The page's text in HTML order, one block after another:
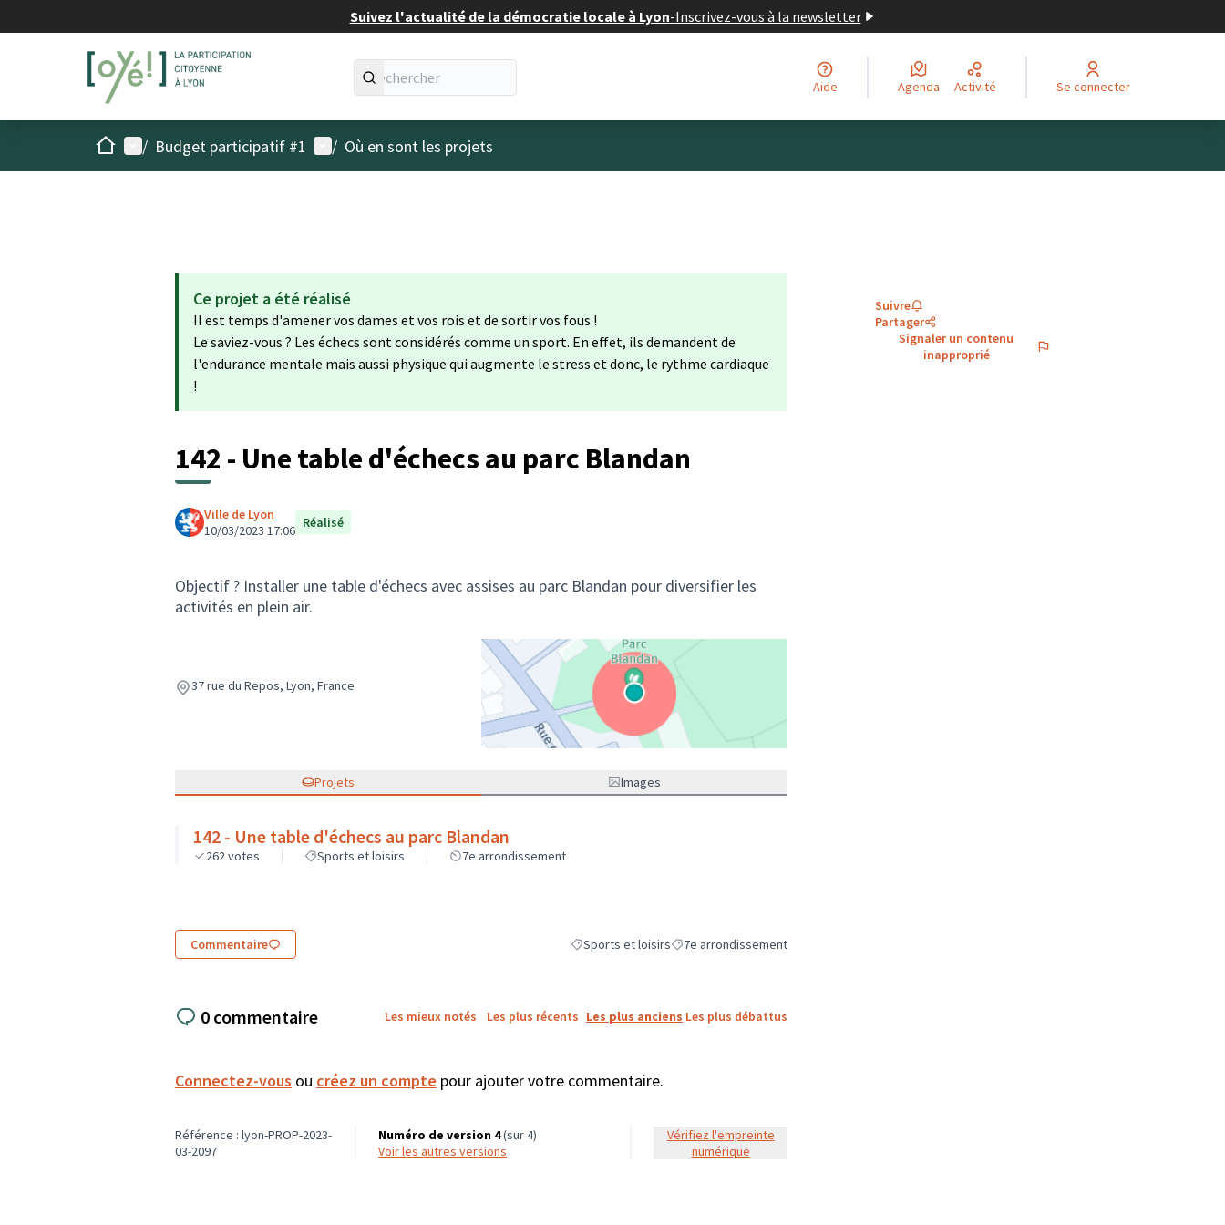
Suivez l'actualité de la démocratie locale à Lyon-Inscrivez-vous à la newsletter
Aide Agenda Activité Se connecter
AccueilMenu principal
/ Budget participatif #1 Menu utilisateur
/ Où en sont les projets
Ce projet a été réalisé
Il est temps d'amener vos dames et vos rois et de sortir vos fous !
Le saviez-vous ? Les échecs sont considérés comme un sport. En effet, ils demandent de
l'endurance mentale mais aussi physique qui augmente le stress et donc, le rythme cardiaque
!
142 - Une table d'échecs au parc Blandan
Ville de Lyon
10/03/2023 17:06 Réalisé
Objectif ? Installer une table d'échecs avec assises au parc Blandan pour diversifier les
activités en plein air.
37 rue du Repos, Lyon, France
Projets Images
142 - Une table d'échecs au parc Blandan
262votes Sports et loisirs 7e arrondissement
Commentaire Filtrer les résultats de la catégorie : Sports et loisirs
Sports et loisirsFiltrer les résultats pour la localisation : 7e arrondissement
7e arrondissement
Suivre
Partager
Signaler un contenu
inapproprié
0 commentaire Les mieux notés Les plus récents Les plus anciens Les plus débattus
Connectez-vous ou créez un compte pour ajouter votre commentaire.
Référence : lyon-PROP-2023-
03-2097
Numéro de version 4(sur 4)
voir les autres versions
Vérifiez l'empreinte
numérique